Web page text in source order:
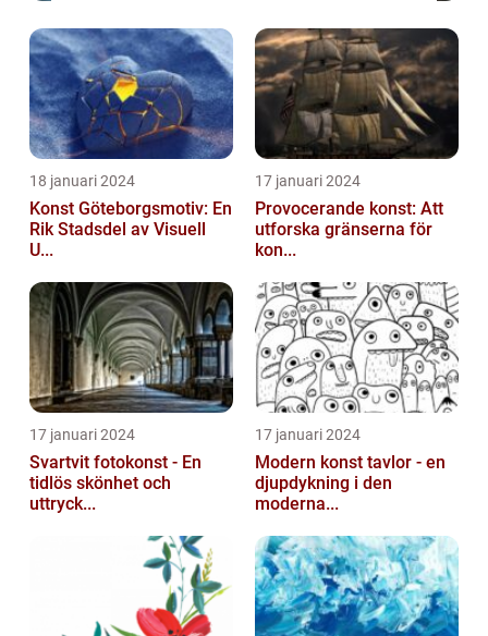
18 januari 2024
Konst Göteborgsmotiv: En
Rik Stadsdel av Visuell
U...
17 januari 2024
Provocerande konst: Att
utforska gränserna för
kon...
17 januari 2024
Svartvit fotokonst - En
tidlös skönhet och
uttryck...
17 januari 2024
Modern konst tavlor - en
djupdykning i den
moderna...